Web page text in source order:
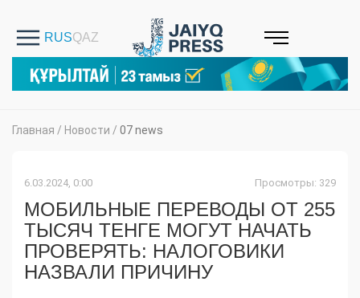
Главная / Новости / 07 news
6.03.2024, 0:00 Просмотры: 329
МОБИЛЬНЫЕ ПЕРЕВОДЫ ОТ 255
ТЫСЯЧ ТЕНГЕ МОГУТ НАЧАТЬ
ПРОВЕРЯТЬ: НАЛОГОВИКИ
НАЗВАЛИ ПРИЧИНУ